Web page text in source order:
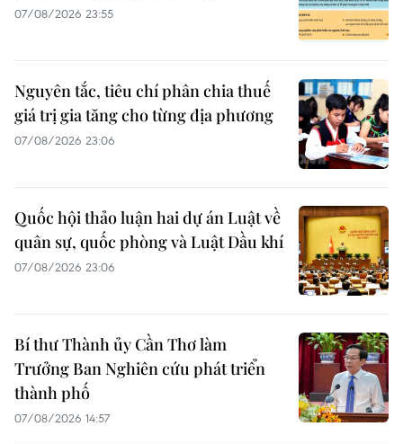
07/08/2026 23:55
Nguyên tắc, tiêu chí phân chia thuế
giá trị gia tăng cho từng địa phương
07/08/2026 23:06
Quốc hội thảo luận hai dự án Luật về
quân sự, quốc phòng và Luật Dầu khí
07/08/2026 23:06
Bí thư Thành ủy Cần Thơ làm
Trưởng Ban Nghiên cứu phát triển
thành phố
07/08/2026 14:57